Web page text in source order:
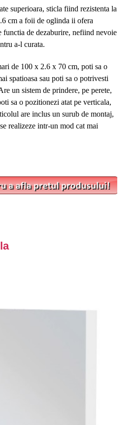
superioara, sticla fiind rezistenta la
cm a foii de oglinda ii ofera
functia de dezaburire, nefiind nevoie
a-l curata.
de 100 x 2.6 x 70 cm, poti sa o
spatioasa sau poti sa o potrivesti
un sistem de prindere, pe perete,
sa o pozitionezi atat pe verticala,
are inclus un surub de montaj,
realizeze intr-un mod cat mai